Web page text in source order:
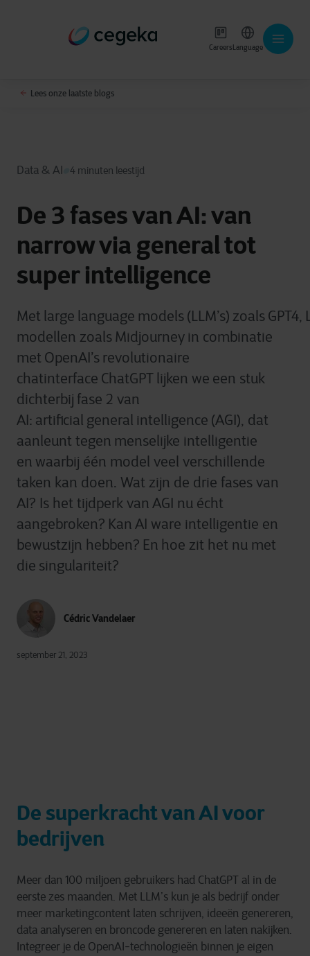
CareersLanguage
Lees onze laatste blogs
Data & AI 4 minuten leestijd
De 3 fases van AI: van
narrow via general tot
super intelligence
Met large language models (LLM’s) zoals
modellen zoals Midjourney in combinatie
met OpenAI’s revolutionaire
chatinterface ChatGPT lijken we een stuk
dichterbij fase 2 van
AI: artificial general intelligence (AGI), dat
aanleunt tegen menselijke intelligentie
en waarbij één model veel verschillende
taken kan doen. Wat zijn de drie fases van
AI? Is het tijdperk van AGI nu écht
aangebroken? Kan AI ware intelligentie en
bewustzijn hebben? En hoe zit het nu met
die singulariteit?
Cédric Vandelaer
september 21, 2023
De superkracht van AI voor
bedrijven
Meer dan 100 miljoen gebruikers had ChatGPT al in de
eerste zes maanden. Met LLM’s kun je als bedrijf onder
meer marketingcontent laten schrijven, ideeën genereren,
data analyseren en broncode genereren en laten nakijken.
Integreer je de OpenAI-technologieën binnen je eigen